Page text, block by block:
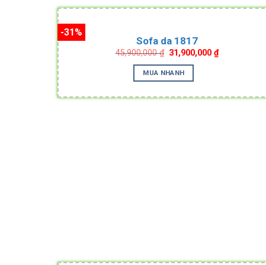
-31%
Sofa da 1817
45,900,000₫ Original
price
was:
45,900,000 ₫.
31,900,000₫Current
price
MUA NHANH